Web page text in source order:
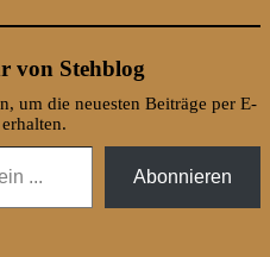
von Stehblog
um die neuesten Beiträge per E-
Abonnieren